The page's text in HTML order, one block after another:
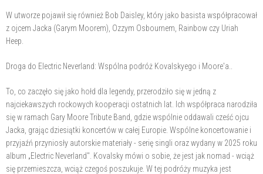
W utworze pojawił się również Bob Daisley, który jako basista współpracował
z ojcem Jacka (Garym Moorem), Ozzym Osbournem, Rainbow czy Uriah
Heep.
Droga do Electric Neverland: Wspólna podróż Kovalskyego i Moore'a..
To, co zaczęło się jako hołd dla legendy, przerodziło się w jedną z
najciekawszych rockowych kooperacji ostatnich lat. Ich współpraca narodziła
się w ramach Gary Moore Tribute Band, gdzie wspólnie oddawali cześć ojcu
Jacka, grając dziesiątki koncertów w całej Europie. Wspólne koncertowanie i
przyjaźń przyniosły autorskie materiały - serię singli oraz wydany w 2025 roku
album „Electric Neverland". Kovalsky mówi o sobie, że jest jak nomad - wciąż
się przemieszcza, wciąż czegoś poszukuje. W tej podróży muzyka jest